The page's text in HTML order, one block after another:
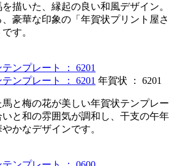
描いた、縁起の良い和風デザイン。
豪華な印象の「年賀状プリント屋さ
す。
年賀状 ： 6201
と梅の花が美しい年賀状テンプレー
いと和の雰囲気が調和し、干支の午年
かなデザインです。